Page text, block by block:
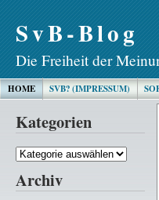
SvB-Blog
Die Freiheit der
HOME SVB? (IMPRESSUM)
Kategorien
Kategorien
Archiv